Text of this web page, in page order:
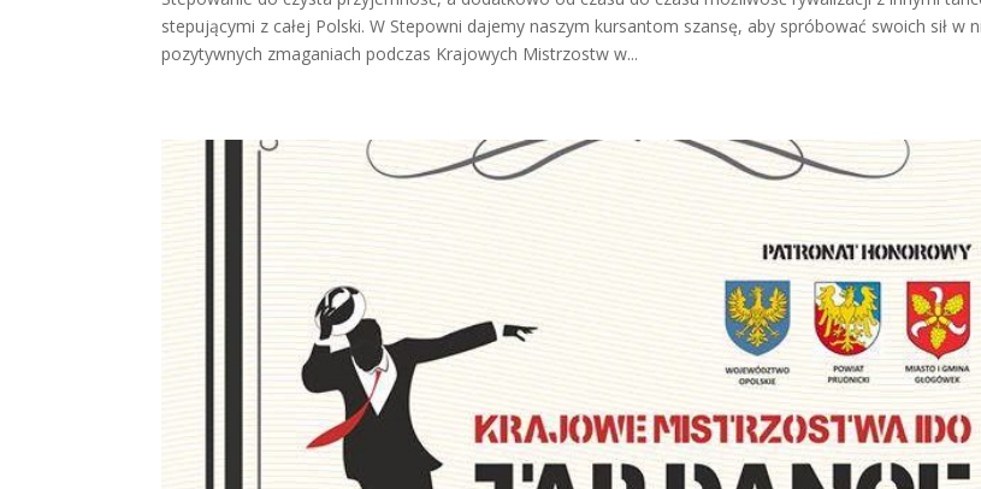
stepującymi z całej Polski. W Stepowni dajemy naszym kursantom szansę, aby spróbować swoich sił w
pozytywnych zmaganiach podczas Krajowych Mistrzostw w...